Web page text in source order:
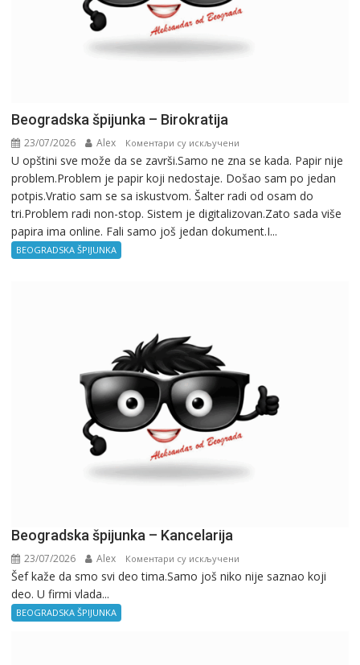
Beogradska špijunka – Birokratija
23/07/2026 Alex Коментари су искључени
Beogradska
špijunka
–
Birokratija
U opštini sve može da se završi.Samo ne zna se kada. Papir nije
problem.Problem je papir koji nedostaje. Došao sam po jedan
potpis.Vratio sam se sa iskustvom. Šalter radi od osam do
tri.Problem radi non-stop. Sistem je digitalizovan.Zato sada više
papira ima online. Fali samo još jedan dokument.I...
BEOGRADSKA ŠPIJUNKA
Beogradska špijunka – Kancelarija
23/07/2026 Alex Коментари су искључени
Beogradska
Šef kaže da smo svi deo tima.Samo još niko nije saznao koji
deo. U firmi vlada...
BEOGRADSKA ŠPIJUNKA